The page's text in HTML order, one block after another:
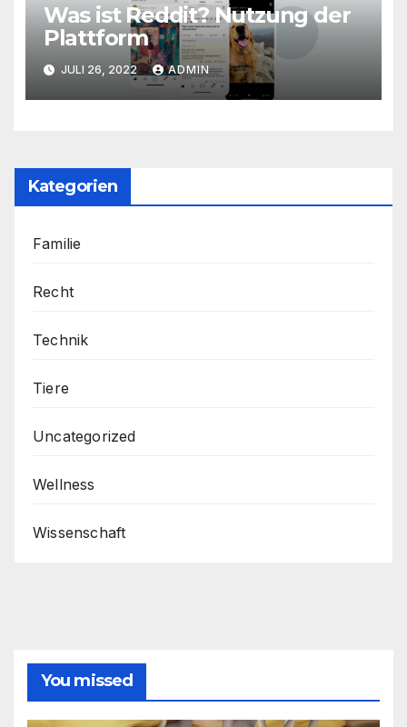
Was ist Reddit? Nutzung der
Plattform
JULI 26, 2022 ADMIN
Kategorien
Familie
Recht
Technik
Tiere
Uncategorized
Wellness
Wissenschaft
You missed